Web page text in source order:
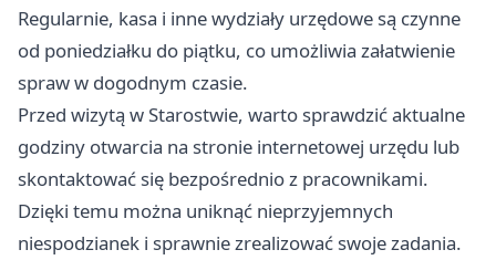
Regularnie, kasa i inne wydziały urzędowe są czynne
od poniedziałku do piątku, co umożliwia załatwienie
spraw w dogodnym czasie.
Przed wizytą w Starostwie, warto sprawdzić aktualne
godziny otwarcia na stronie internetowej urzędu lub
skontaktować się bezpośrednio z pracownikami.
Dzięki temu można uniknąć nieprzyjemnych
niespodzianek i sprawnie zrealizować swoje zadania.